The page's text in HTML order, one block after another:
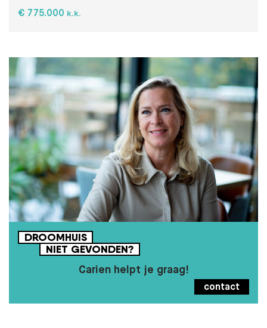
€ 775.000 k.k.
DROOMHUIS
NIET GEVONDEN?
Carien helpt je graag!
contact